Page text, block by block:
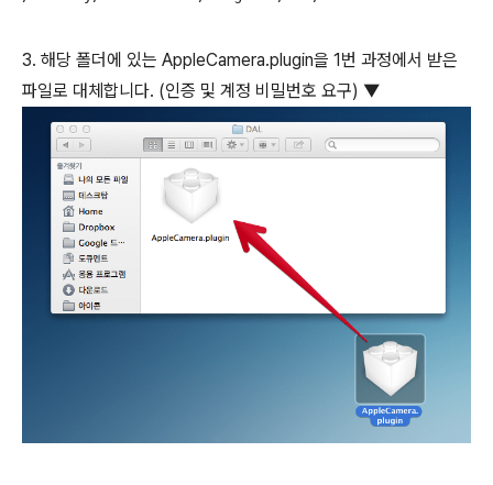
3. 해당 폴더에 있는 AppleCamera.plugin을 1번 과정에서 받은
파일로 대체합니다. (인증 및 계정 비밀번호 요구) ▼